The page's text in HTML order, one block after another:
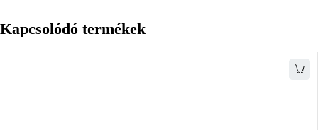
Kapcsolódó termékek